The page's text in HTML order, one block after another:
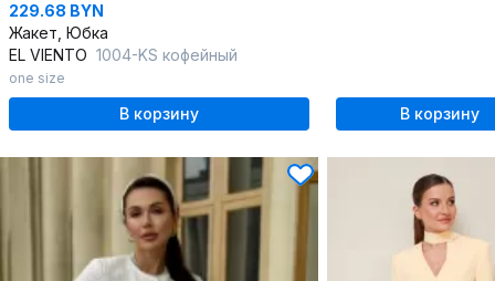
229.68 BYN
Жакет, Юбка
EL VIENTO 1004-KS кофейный
one size
В корзину В корзину